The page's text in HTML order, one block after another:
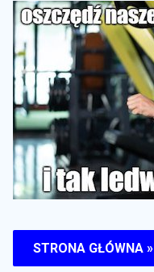
STRONA GŁÓWNA »